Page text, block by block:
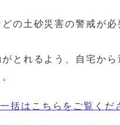
の土砂災害の警戒が必
とれるよう、自宅か
括はこちらをご覧くだ